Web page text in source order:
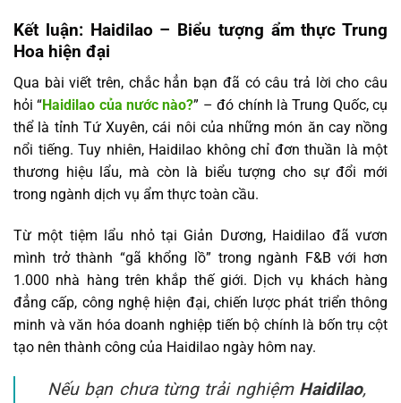
Kết luận: Haidilao – Biểu tượng ẩm thực Trung
Hoa hiện đại
Qua bài viết trên, chắc hẳn bạn đã có câu trả lời cho câu
hỏi “Haidilao của nước nào?” – đó chính là Trung Quốc, cụ
thể là tỉnh Tứ Xuyên, cái nôi của những món ăn cay nồng
nổi tiếng. Tuy nhiên, Haidilao không chỉ đơn thuần là một
thương hiệu lẩu, mà còn là biểu tượng cho sự đổi mới
trong ngành dịch vụ ẩm thực toàn cầu.
Từ một tiệm lẩu nhỏ tại Giản Dương, Haidilao đã vươn
mình trở thành “gã khổng lồ” trong ngành F&B với hơn
1.000 nhà hàng trên khắp thế giới. Dịch vụ khách hàng
đẳng cấp, công nghệ hiện đại, chiến lược phát triển thông
minh và văn hóa doanh nghiệp tiến bộ chính là bốn trụ cột
tạo nên thành công của Haidilao ngày hôm nay.
Nếu bạn chưa từng trải nghiệm Haidilao,